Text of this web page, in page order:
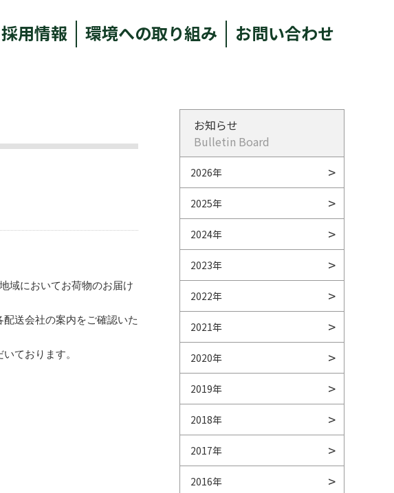
採用情報 環境への取り組み お問い合わせ
域においてお荷物のお届け
送会社の案内をご確認いた
ております。
お知らせ
Bulletin Board
2026年
2025年
2024年
2023年
2022年
2021年
2020年
2019年
2018年
2017年
2016年